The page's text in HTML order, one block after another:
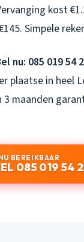
kost
Simpele
nu: 085 019 54
plaatse in heel
maanden
BEREIKBAAR
085 019 54